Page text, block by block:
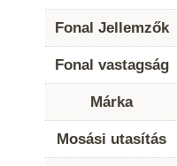
Fonal Jellemzők
Fonal vastagság
Márka
Mosási utasítás